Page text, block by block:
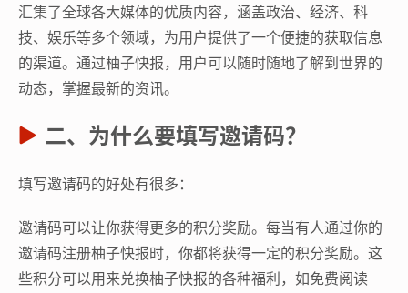
汇集了全球各大媒体的优质内容，涵盖政治、经济、科
技、娱乐等多个领域，为用户提供了一个便捷的获取信息
的渠道。通过柚子快报，用户可以随时随地了解到世界的
动态，掌握最新的资讯。
二、为什么要填写邀请码？
填写邀请码的好处有很多：
邀请码可以让你获得更多的积分奖励。每当有人通过你的
邀请码注册柚子快报时，你都将获得一定的积分奖励。这
些积分可以用来兑换柚子快报的各种福利，如免费阅读